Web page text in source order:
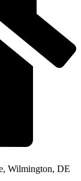
Wilmington, DE